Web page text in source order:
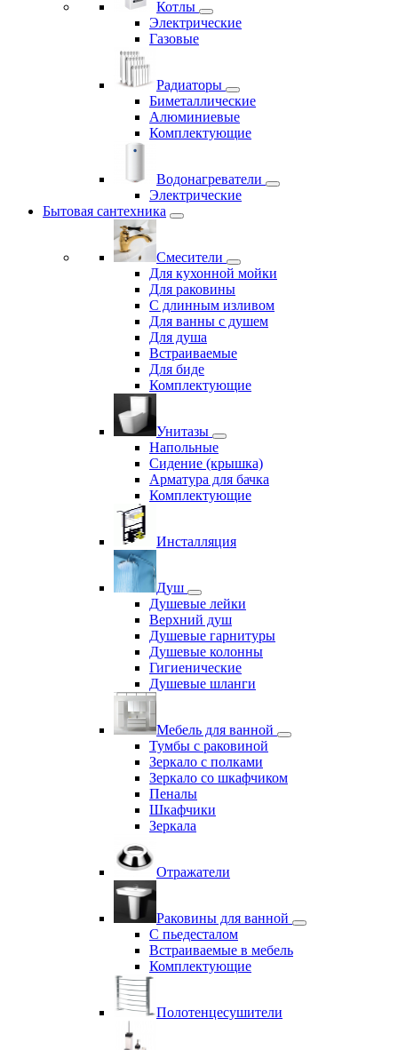
Котлы
Электрические
Газовые
Радиаторы
Биметаллические
Алюминиевые
Комплектующие
Водонагреватели
Электрические
Бытовая сантехника
Смесители
Для кухонной мойки
Для раковины
С длинным изливом
Для ванны с душем
Для душа
Встраиваемые
Для биде
Комплектующие
Унитазы
Напольные
Сидение (крышка)
Арматура для бачка
Комплектующие
Инсталляция
Душ
Душевые лейки
Верхний душ
Душевые гарнитуры
Душевые колонны
Гигиенические
Душевые шланги
Мебель для ванной
Тумбы с раковиной
Зеркало с полками
Зеркало со шкафчиком
Пеналы
Шкафчики
Зеркала
Отражатели
Раковины для ванной
С пьедесталом
Встраиваемые в мебель
Комплектующие
Полотенцесушители